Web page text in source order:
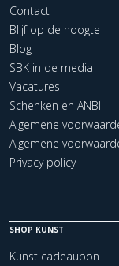
Contact
Blijf op de hoogte
Blog
SBK in de media
Vacatures
Schenken en ANBI
Algemene
Algemene
Privacy policy
SHOP KUNST
Kunst cadeaubon